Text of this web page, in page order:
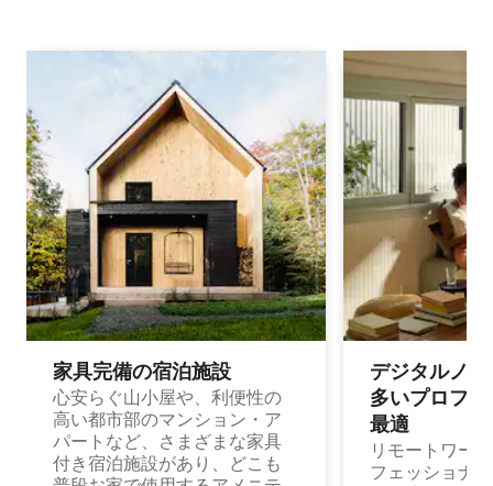
家具完備の宿⁠泊⁠施⁠設
心安らぐ山小屋や、利便性の
高い都市部のマンション・ア
パートなど、さまざまな家具
付き宿泊施設があり、どこも
デジタルノ
多⁠いプ⁠ロ⁠フ⁠
最⁠適
リモートワー
フェッショナ